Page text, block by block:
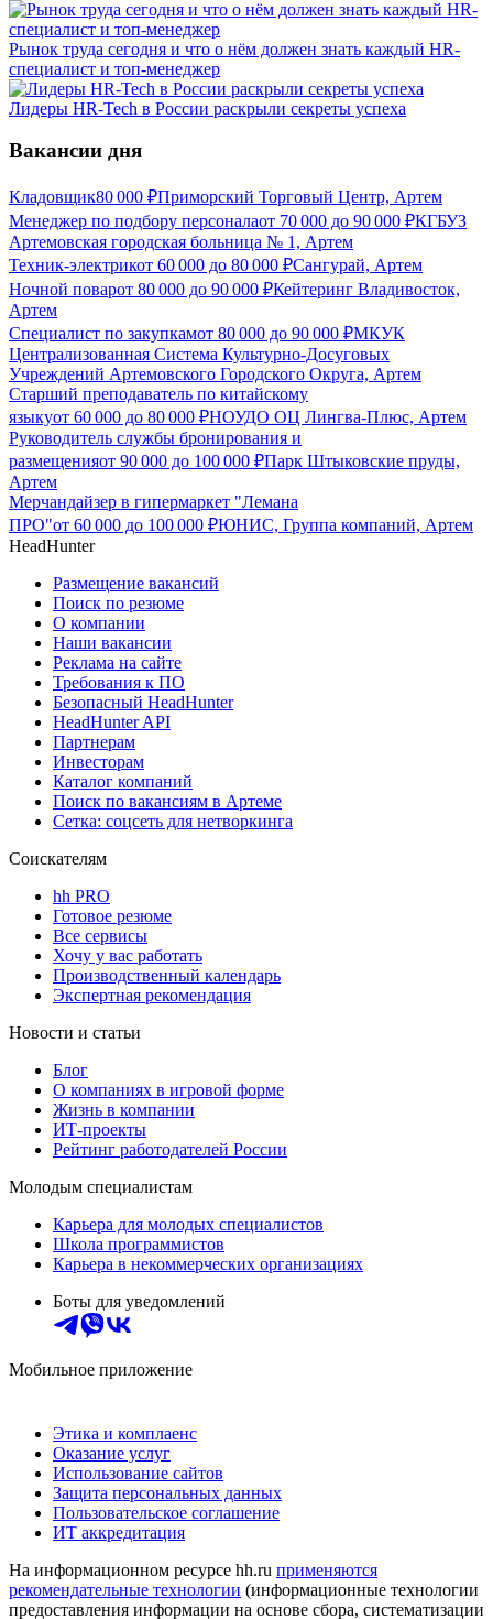
Рынок труда сегодня и что о нём должен знать каждый HR-
специалист и топ-менеджер
Лидеры HR-Tech в России раскрыли секреты успеха
Вакансии дня
Кладовщик80 000 ₽Приморский Торговый Центр, Артем
Менеджер по подбору персоналаот 70 000 до 90 000 ₽КГБУЗ
Артемовская городская больница № 1, Артем
Техник-электрикот 60 000 до 80 000 ₽Сангурай, Артем
Ночной поварот 80 000 до 90 000 ₽Кейтеринг Владивосток,
Артем
Специалист по закупкамот 80 000 до 90 000 ₽МКУК
Централизованная Система Культурно-Досуговых
Учреждений Артемовского Городского Округа, Артем
Старший преподаватель по китайскому
языкуот 60 000 до 80 000 ₽НОУДО ОЦ Лингва-Плюс, Артем
Руководитель службы бронирования и
размещенияот 90 000 до 100 000 ₽Парк Штыковские пруды,
Артем
Мерчандайзер в гипермаркет "Лемана
ПРО"от 60 000 до 100 000 ₽ЮНИС, Группа компаний, Артем
HeadHunter
Размещение вакансий
Поиск по резюме
О компании
Наши вакансии
Реклама на сайте
Требования к ПО
Безопасный HeadHunter
HeadHunter API
Партнерам
Инвесторам
Каталог компаний
Поиск по вакансиям в Артеме
Сетка: соцсеть для нетворкинга
Соискателям
hh PRO
Готовое резюме
Все сервисы
Хочу у вас работать
Производственный календарь
Экспертная рекомендация
Новости и статьи
Блог
О компаниях в игровой форме
Жизнь в компании
ИТ-проекты
Рейтинг работодателей России
Молодым специалистам
Карьера для молодых специалистов
Школа программистов
Карьера в некоммерческих организациях
Боты для уведомлений
Мобильное приложение
Этика и комплаенс
Оказание услуг
Использование сайтов
Защита персональных данных
Пользовательское соглашение
ИТ аккредитация
На информационном ресурсе hh.ru применяются
рекомендательные технологии (информационные технологии
предоставления информации на основе сбора, систематизации